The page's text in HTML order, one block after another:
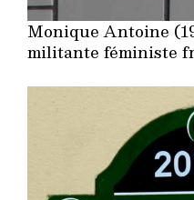
Monique Antoine
militante féministe